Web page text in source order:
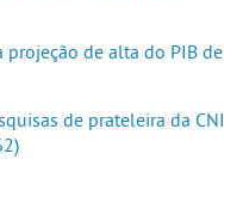
projeção de alta do PIB de
de prateleira da CNI